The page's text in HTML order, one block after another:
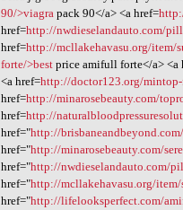
Send jrg.boeg.absurdy
90/>viagra pack 90</a> <a href=
href=http://nwdieselandauto.com/
href=http://mcllakehavasu.org/item/
forte/>best price amifull forte</a> <a
<a href=http://doctor123.org/
href=http://minarosebeauty.com/
href=http://
href="http://
href="http://minarosebeauty.com/
href="http://nwdieselandauto.com/
href="http://mcllakehavasu.org/
href="http://lifelooksperfect.com/